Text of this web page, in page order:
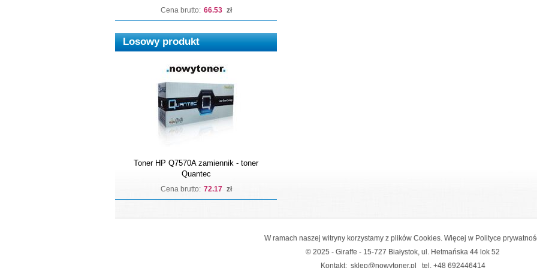
Cena brutto: 66.53 zł
Losowy produkt
Toner HP Q7570A zamiennik - toner
Quantec
Cena brutto: 72.17 zł
W ramach naszej witryny korzystamy z plików Cookies. Więcej w Polityce
© 2025 - Giraffe - 15-727 Białystok, ul. Hetmańska 44 lok 52
Kontakt: sklep@nowytoner.pl tel. +48 692446414